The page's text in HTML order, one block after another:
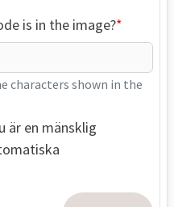
is in the image?
characters shown in the
är en mänsklig